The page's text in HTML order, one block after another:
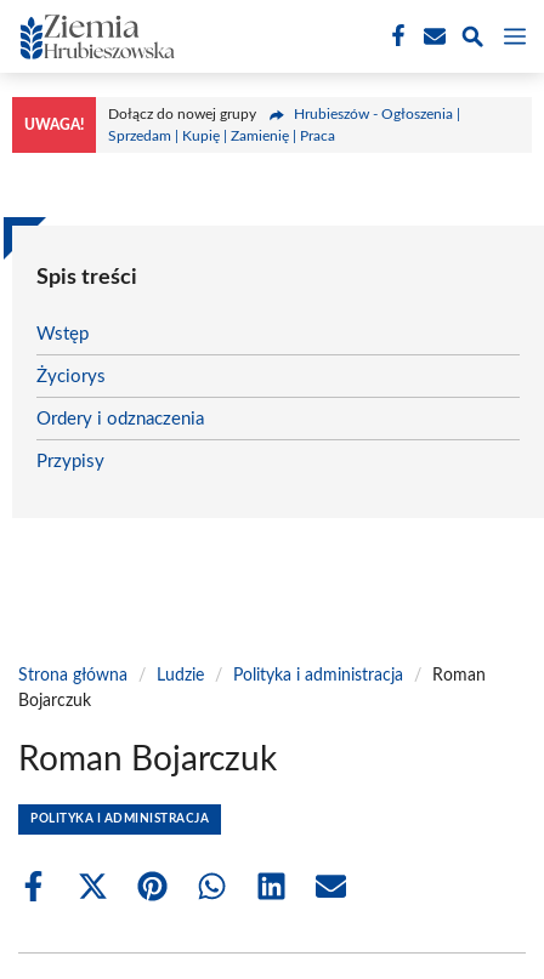
Przejdź
do
treści
UWAGA!
Dołącz do nowej grupy
Hrubieszów - Ogłoszenia |
Sprzedam | Kupię | Zamienię | Praca
Spis treści
Wstęp
Życiorys
Ordery i odznaczenia
Przypisy
Strona główna / Ludzie / Polityka i administracja /
Roman
Bojarczuk
Roman Bojarczuk
POLITYKA I ADMINISTRACJA
Share
Share
(Twitter)
Share Share Share Share